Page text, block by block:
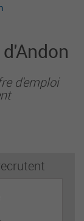
d'emploi